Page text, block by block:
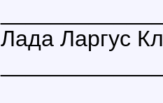
Лада Ларгус